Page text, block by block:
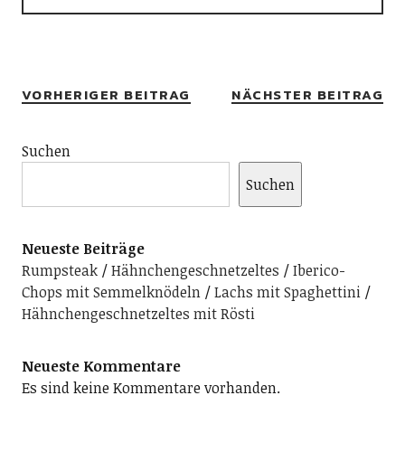
VORHERIGER BEITRAG NÄCHSTER BEITRAG
Suchen
Suchen
Neueste Beiträge
Rumpsteak
Hähnchengeschnetzeltes
Iberico-
Chops mit Semmelknödeln
Lachs mit Spaghettini
Hähnchengeschnetzeltes mit Rösti
Neueste Kommentare
Es sind keine Kommentare vorhanden.